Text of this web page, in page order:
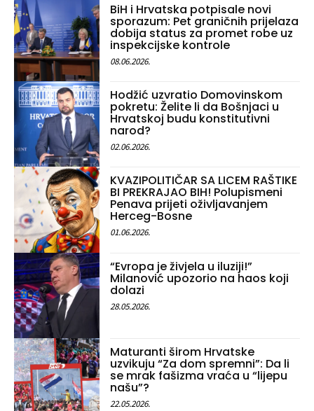
BiH i Hrvatska potpisale novi
sporazum: Pet graničnih prijelaza
dobija status za promet robe uz
inspekcijske kontrole
08.06.2026.
Hodžić uzvratio Domovinskom
pokretu: Želite li da Bošnjaci u
Hrvatskoj budu konstitutivni
narod?
02.06.2026.
KVAZIPOLITIČAR SA LICEM RAŠTIKE
BI PREKRAJAO BIH! Polupismeni
Penava prijeti oživljavanjem
Herceg-Bosne
01.06.2026.
“Evropa je živjela u iluziji!”
Milanović upozorio na haos koji
dolazi
28.05.2026.
Maturanti širom Hrvatske
uzvikuju “Za dom spremni”: Da li
se mrak fašizma vraća u “lijepu
našu”?
22.05.2026.